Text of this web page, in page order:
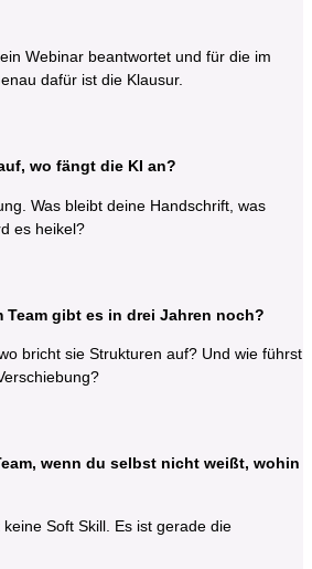
Webinar beantwortet und für die im
dafür ist die Klausur.
wo fängt die KI an?
Was bleibt deine Handschrift, was
es heikel?
Team gibt es in drei Jahren noch?
bricht sie Strukturen auf? Und wie führst
wenn du selbst nicht weißt, wohin
Soft Skill. Es ist gerade die